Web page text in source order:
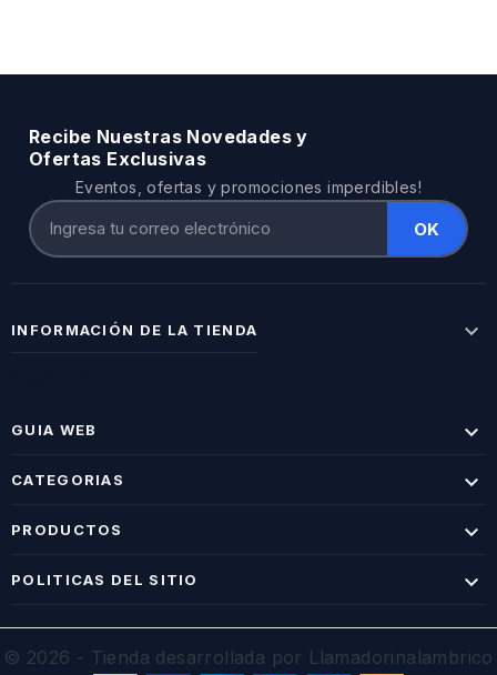
Recibe Nuestras Novedades y
Ofertas Exclusivas
Eventos, ofertas y promociones imperdibles!
INFORMACIÓN DE LA TIENDA 
GUIA WEB 
CATEGORIAS 
PRODUCTOS 
POLITICAS DEL SITIO 
© 2026 - Tienda desarrollada por Llamadorinalambrico